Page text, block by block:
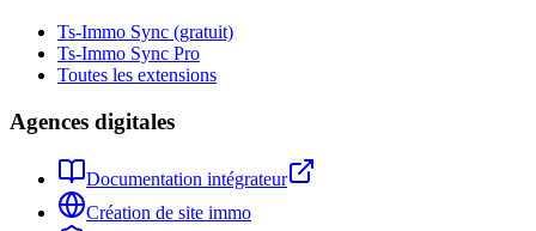
Ts-Immo Sync (gratuit)
Ts-Immo Sync Pro
Toutes les extensions
Agences digitales
Documentation intégrateur
Création de site immo